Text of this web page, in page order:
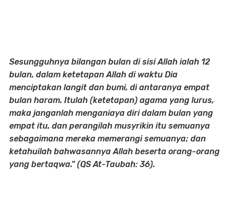
Sesungguhnya bilangan bulan di sisi Allah ialah 12
bulan, dalam ketetapan Allah di waktu Dia
menciptakan langit dan bumi, di antaranya empat
bulan haram. Itulah (ketetapan) agama yang lurus,
maka janganlah menganiaya diri dalam bulan yang
empat itu, dan perangilah musyrikin itu semuanya
sebagaimana mereka memerangi semuanya; dan
ketahuilah bahwasannya Allah beserta orang-orang
yang bertaqwa." (QS At-Taubah: 36).